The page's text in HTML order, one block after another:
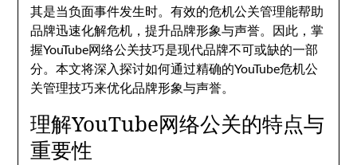
其是当负面事件发生时。有效的危机公关管理能帮助
品牌迅速化解危机，提升品牌形象与声誉。因此，掌
握YouTube网络公关技巧是现代品牌不可或缺的一部
分。本文将深入探讨如何通过精确的YouTube危机公
关管理技巧来优化品牌形象与声誉。
理解YouTube网络公关的特点与
重要性